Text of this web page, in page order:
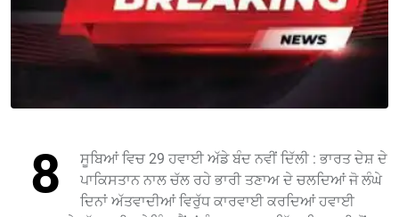
8
ਸੂਬਿਆਂ ਵਿਚ 29 ਹਵਾਈ ਅੱਡੇ ਬੰਦ ਨਵੀਂ ਦਿੱਲੀ : ਭਾਰਤ ਦੇਸ਼ ਦੇ
ਪਾਕਿਸਤਾਨ ਨਾਲ ਚੱਲ ਰਹੇ ਭਾਰੀ ਤਣਾਅ ਦੇ ਚਲਦਿਆਂ ਜੋ ਲੰਘੇ
ਦਿਨਾਂ ਅੱਤਵਾਦੀਆਂ ਵਿਰੁੱਧ ਕਾਰਵਾਈ ਕਰਦਿਆਂ ਹਵਾਈ